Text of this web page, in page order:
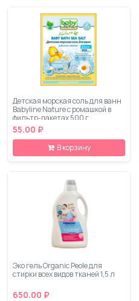
Детская морская соль для ванн
Babyline Nature с ромашкой в
фильтр-пакетах 500 г
55.00 ₽
В корзину
Эко гель Organic Peole для
стирки всех видов тканей 1,5 л
650.00 ₽